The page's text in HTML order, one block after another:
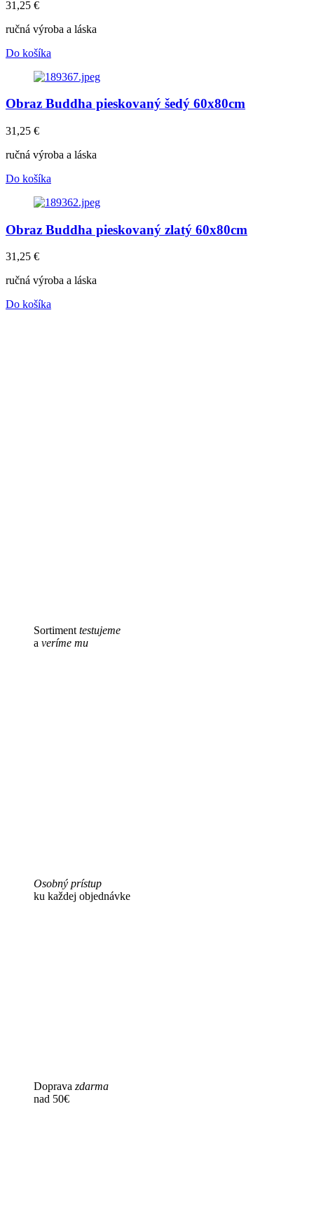
31,25 €
ručná výroba a láska
Do košíka
Obraz Buddha pieskovaný šedý 60x80cm
31,25 €
ručná výroba a láska
Do košíka
Obraz Buddha pieskovaný zlatý 60x80cm
31,25 €
ručná výroba a láska
Do košíka
Sortiment testujeme
a veríme mu
Osobný prístup
ku každej objednávke
Doprava zdarma
nad 50€